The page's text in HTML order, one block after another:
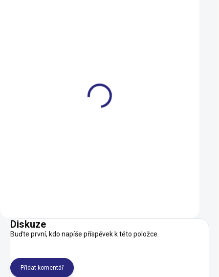
Diskuze
Buďte první, kdo napíše příspěvek k této položce.
Přidat komentář